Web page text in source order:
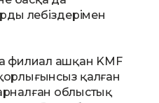
лебіздерімен
филиал ашқан KMF
қалған
облыстық